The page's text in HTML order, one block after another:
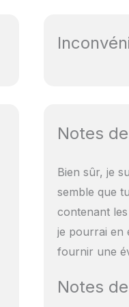
Notes
Bien sûr, je
semble que
contenant
je pourrai en
fournir une
Notes